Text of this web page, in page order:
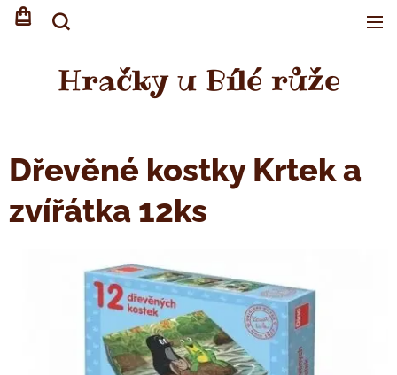
Hračky u Bílé růže
Dřevěné kostky Krtek a
zvířátka 12ks